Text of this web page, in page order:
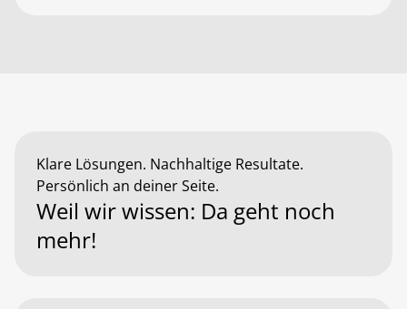
Klare Lösungen. Nachhaltige Resultate.
Persönlich an deiner Seite.
Weil wir wissen: Da geht noch
mehr!